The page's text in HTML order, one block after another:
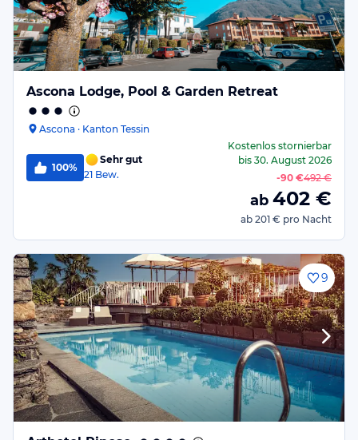
Ascona Lodge, Pool & Garden Retreat
Ascona · Kanton Tessin
100%
Sehr gut
21 Bew.
Kostenlos stornierbar
bis 30. August 2026
-90 €492 €
ab 402 €
ab 201 € pro Nacht
9